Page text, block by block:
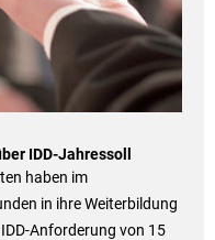
IDD-Jahressoll
haben im
in ihre Weiterbildung
Anforderung von 15